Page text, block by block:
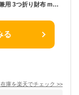
★送料無料★本革 名刺忘れから解放 名刺入れ兼用 3つ折り財布 mono-namecase
る
庫を楽天でチェック >>